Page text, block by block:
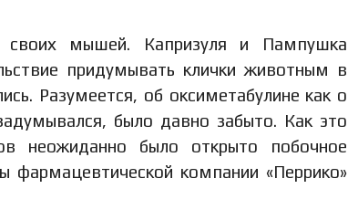
своих мышей. Капризуля и Пампушка
придумывать клички животным в
Разумеется, об оксиметабулине как о
было давно забыто. Как это
неожиданно было открыто побочное
фармацевтической компании «Перрико»